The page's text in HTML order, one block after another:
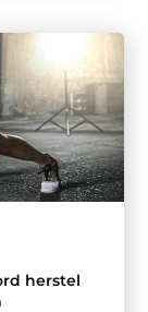
herstel